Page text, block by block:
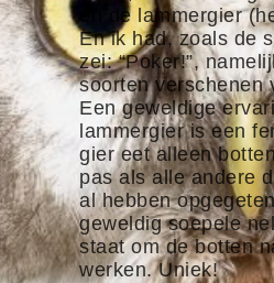
en de lammergier
En ik had, zoals de
zei: “Poker!”,
soorten verschenen
Een geweldige
lammergier is een
gier eet alleen
pas als alle andere
al hebben
geweldig soepele
staat om de botten
werken. Uniek!